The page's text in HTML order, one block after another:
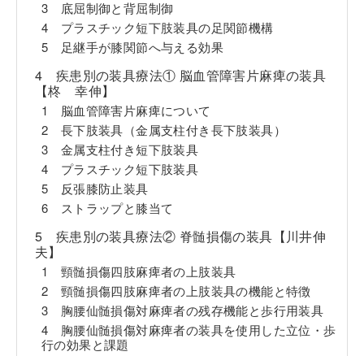
3 底屈制御と背屈制御
4 プラスチック短下肢装具の足関節機構
5 足継手が膝関節へ与える効果
4 疾患別の装具療法① 脳血管障害片麻痺の装具
【柊 幸伸】
1 脳血管障害片麻痺について
2 長下肢装具（金属支柱付き長下肢装具）
3 金属支柱付き短下肢装具
4 プラスチック短下肢装具
5 反張膝防止装具
6 ストラップと膝当て
5 疾患別の装具療法② 脊髄損傷の装具【川井伸
夫】
1 頸髄損傷四肢麻痺者の上肢装具
2 頸髄損傷四肢麻痺者の上肢装具の機能と特徴
3 胸腰仙髄損傷対麻痺者の残存機能と歩行用装具
4 胸腰仙髄損傷対麻痺者の装具を使用した立位・歩
行の効果と課題